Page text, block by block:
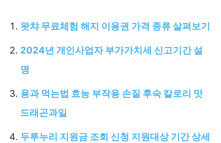
왓챠 무료체험 해지 이용권 가격 종류 살펴보기
2024년 개인사업자 부가가치세 신고기간 설
명
용과 먹는법 효능 부작용 손질 후숙 칼로리 맛
드래곤과일
두루누리 지원금 조회 신청 지원대상 기간 상세